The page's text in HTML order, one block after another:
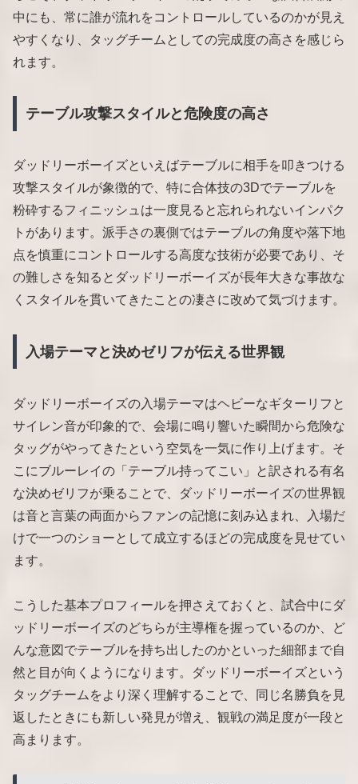
中にも、常に誰が流れをコントロールしているのかが見え
やすくなり、タッグチームとしての完成度の高さを感じら
れます。
テーブル攻撃スタイルと危険度の高さ
ダッドリーボーイズといえばテーブルに相手を叩きつける
攻撃スタイルが象徴的で、特に合体技の3Dでテーブルを
粉砕するフィニッシュは一度見ると忘れられないインパク
トがあります。派手さの裏側ではテーブルの角度や落下地
点を慎重にコントロールする高度な技術が必要であり、そ
の難しさを知るとダッドリーボーイズが長年大きな事故な
くスタイルを貫いてきたことの凄さに改めて気づけます。
入場テーマと決めゼリフが伝える世界観
ダッドリーボーイズの入場テーマはヘビーなギターリフと
サイレン音が印象的で、会場に鳴り響いた瞬間から危険な
タッグがやってきたという空気を一気に作り上げます。そ
こにブルーレイの「テーブル持ってこい」と訳される有名
な決めゼリフが乗ることで、ダッドリーボーイズの世界観
は音と言葉の両面からファンの記憶に刻み込まれ、入場だ
けで一つのショーとして成立するほどの完成度を見せてい
ます。
こうした基本プロフィールを押さえておくと、試合中にダ
ッドリーボーイズのどちらが主導権を握っているのか、ど
んな意図でテーブルを持ち出したのかといった細部まで自
然と目が向くようになります。ダッドリーボーイズという
タッグチームをより深く理解することで、同じ名勝負を見
返したときにも新しい発見が増え、観戦の満足度が一段と
高まります。